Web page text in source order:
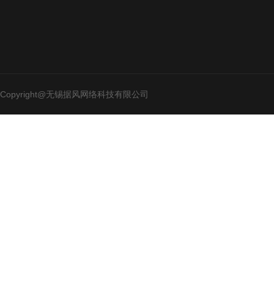
Copyright@无锡据风网络科技有限公司